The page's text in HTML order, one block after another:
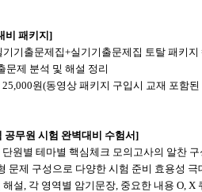
비 패키지]
기출문제집+실기기출문제집 토탈 패키지
문제 분석 및 해설 정리
원(동영상 패키지 구입시 교재 포함
공무원 시험 완벽대비 수험서]
원별 테마별 핵심체크 모의고사의 알찬 구
제 구성으로 다양한 시험 준비 효용성 극
설, 각 영역별 암기문장, 중요한 내용 O, X